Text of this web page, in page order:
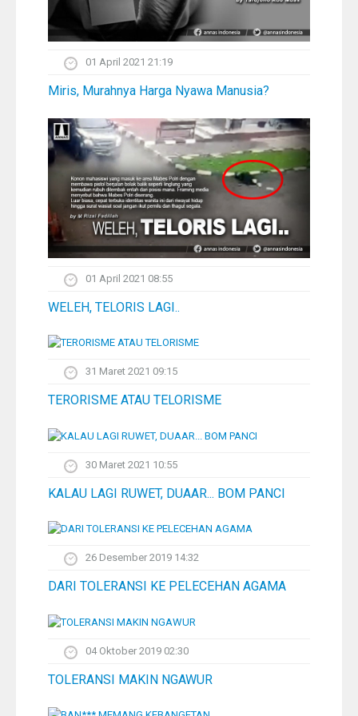
01 April 2021 21:19
Miris, Murahnya Harga Nyawa Manusia?
01 April 2021 08:55
WELEH, TELORIS LAGI..
31 Maret 2021 09:15
TERORISME ATAU TELORISME
30 Maret 2021 10:55
KALAU LAGI RUWET, DUAAR... BOM PANCI
26 Desember 2019 14:32
DARI TOLERANSI KE PELECEHAN AGAMA
04 Oktober 2019 02:30
TOLERANSI MAKIN NGAWUR